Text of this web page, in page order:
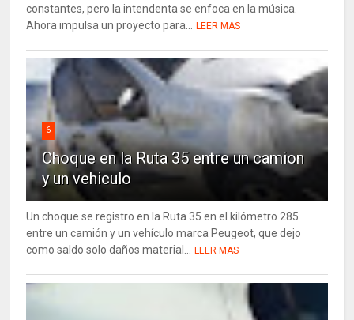
constantes, pero la intendenta se enfoca en la música.
Ahora impulsa un proyecto para...
LEER MAS
6
Choque en la Ruta 35 entre un camion
y un vehiculo
Un choque se registro en la Ruta 35 en el kilómetro 285
entre un camión y un vehículo marca Peugeot, que dejo
como saldo solo daños material...
LEER MAS